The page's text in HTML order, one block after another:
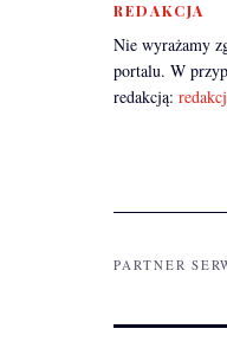
REDAKCJA
Nie wyrażamy
portalu. W
redakcją:
PARTNER